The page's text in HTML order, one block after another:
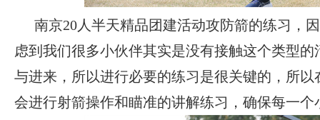
南京20人半天精品团建活动攻防箭的练习，
虑到我们很多小伙伴其实是没有接触这个类型
与进来，所以进行必要的练习是很关键的，所
会进行射箭操作和瞄准的讲解练习，确保每一